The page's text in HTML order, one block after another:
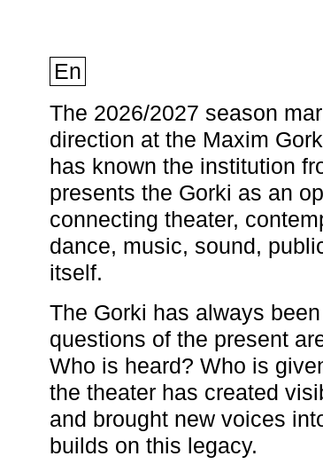
En
The 2026/2027 season
direction at the Maxim
has known the institution
presents the Gorki as an
connecting theater,
dance, music, sound,
itself.
The Gorki has always
questions of the present
Who is heard? Who is
the theater has created
and brought new voices
builds on this legacy.